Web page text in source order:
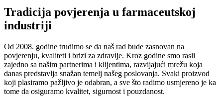
Tradicija povjerenja u farmaceutskoj
industriji
Od 2008. godine trudimo se da naš rad bude zasnovan na
povjerenju, kvaliteti i brizi za zdravlje. Kroz godine smo rasli
zajedno sa našim partnerima i klijentima, razvijajući mrežu koja
danas predstavlja snažan temelj našeg poslovanja. Svaki proizvod
koji plasiramo pažljivo je odabran, a sve što radimo usmjereno je ka
tome da osiguramo kvalitet, sigurnost i pouzdanost.